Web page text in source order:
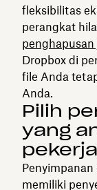
fleksibilitas
perangkat
penghapusan
Dropbox di
file Anda
Anda.
Pilih
yang
memiliki